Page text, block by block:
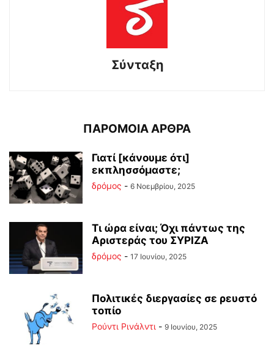
Σύνταξη
ΠΑΡΟΜΟΙΑ ΑΡΘΡΑ
Γιατί [κάνουμε ότι]
εκπλησσόμαστε;
δρόμος - 6 Νοεμβρίου, 2025
Τι ώρα είναι; Όχι πάντως της
Αριστεράς του ΣΥΡΙΖΑ
δρόμος - 17 Ιουνίου, 2025
Πολιτικές διεργασίες σε ρευστό
τοπίο
Ρούντι Ρινάλντι - 9 Ιουνίου, 2025